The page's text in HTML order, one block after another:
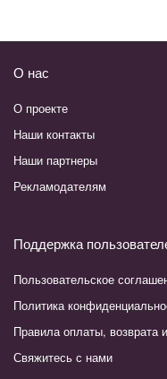
О нас
О проекте
Наши контакты
Наши партнеры
Рекламодателям
Поддержка
Пользовательское
Политика
Правила оплаты, возврата
Свяжитесь с нами